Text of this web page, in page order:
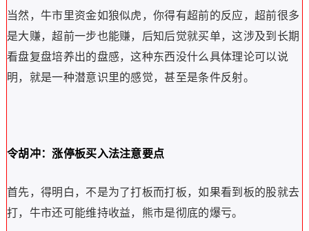
当然，牛市里资金如狼似虎，你得有超前的反应，超前很多
是大赚，超前一步也能赚，后知后觉就买单，这涉及到长期
看盘复盘培养出的盘感，这种东西没什么具体理论可以说
明，就是一种潜意识里的感觉，甚至是条件反射。
令胡冲：涨停板买入法注意要点
首先，得明白，不是为了打板而打板，如果看到板的股就去
打，牛市还可能维持收益，熊市是彻底的爆亏。